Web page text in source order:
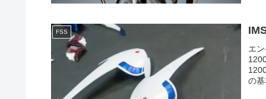
FSS
エ
の